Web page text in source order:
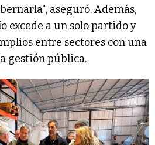
aseguró. Además,
excede a un solo partido y
entre sectores con una
gestión pública.